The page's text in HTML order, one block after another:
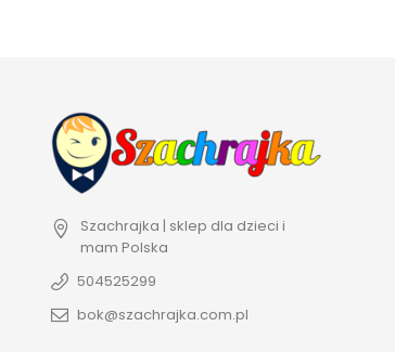
Szachrajka | sklep dla dzieci i
mam Polska
504525299
bok@szachrajka.com.pl